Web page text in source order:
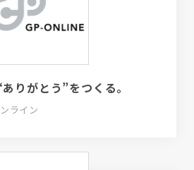
りがとう”をつくる。
ライン